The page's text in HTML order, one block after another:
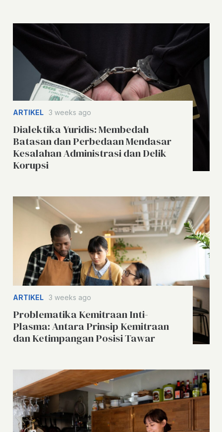
ARTIKEL 3 weeks ago
Dialektika Yuridis: Membedah
Batasan dan Perbedaan Mendasar
Kesalahan Administrasi dan Delik
Korupsi
ARTIKEL 3 weeks ago
Problematika Kemitraan Inti-
Plasma: Antara Prinsip Kemitraan
dan Ketimpangan Posisi Tawar